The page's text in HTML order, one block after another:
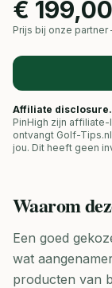
€ 199,00
Prijs bij onze
Affiliate disclosure.
PinHigh zijn
ontvangt Golf-
jou. Dit heeft geen
Waarom
Een goed
wat
producten van